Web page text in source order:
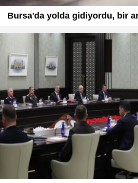
Bursa'da yolda gidiyordu, bir